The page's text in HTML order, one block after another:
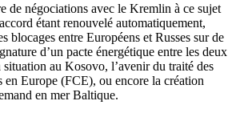
de négociations avec le Kremlin à ce sujet
étant renouvelé automatiquement,
blocages entre Européens et Russes sur de
d’un pacte énergétique entre les deux
situation au Kosovo, l’avenir du traité des
en Europe (FCE), ou encore la création
en mer Baltique.